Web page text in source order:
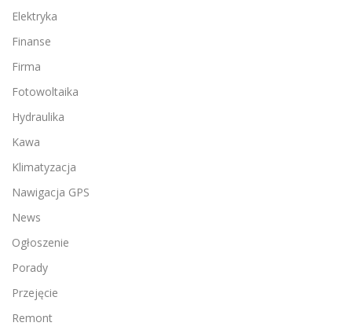
Elektryka
Finanse
Firma
Fotowoltaika
Hydraulika
Kawa
Klimatyzacja
Nawigacja GPS
News
Ogłoszenie
Porady
Przejęcie
Remont